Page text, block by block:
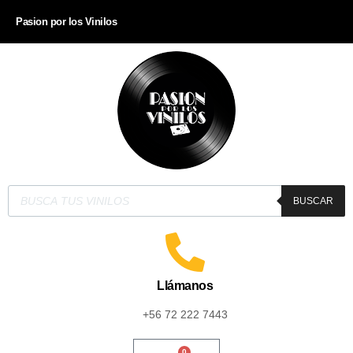
Pasion por los Vinilos
BUSCAR
Llámanos
+56 72 222 7443